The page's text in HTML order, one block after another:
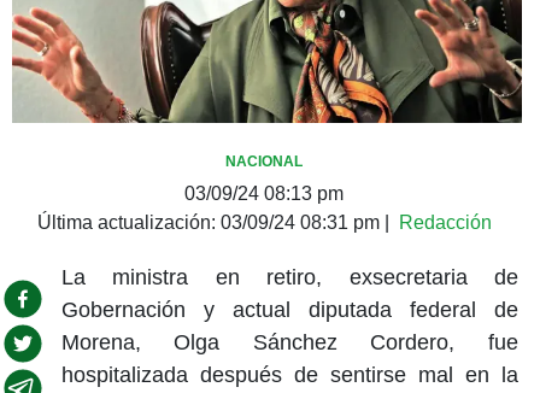
NACIONAL
03/09/24 08:13 pm
Última actualización: 03/09/24 08:31 pm| Redacción
La ministra en retiro, exsecretaria de
Gobernación y actual diputada federal de
Morena, Olga Sánchez Cordero, fue
hospitalizada después de sentirse mal en la